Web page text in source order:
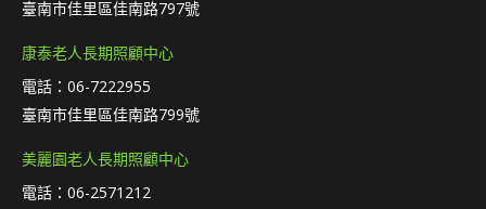
臺南市佳里區佳南路797號
康泰老人長期照顧中心
電話：06-7222955
臺南市佳里區佳南路799號
美麗園老人長期照顧中心
電話：06-2571212